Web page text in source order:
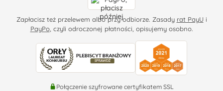
Zapłacisz też przelewem albo przy odbiorze. Zasady rat PayU i
PayPo, czyli odroczonej płatności, opisujemy osobno.
Połączenie szyfrowane certyfikatem SSL